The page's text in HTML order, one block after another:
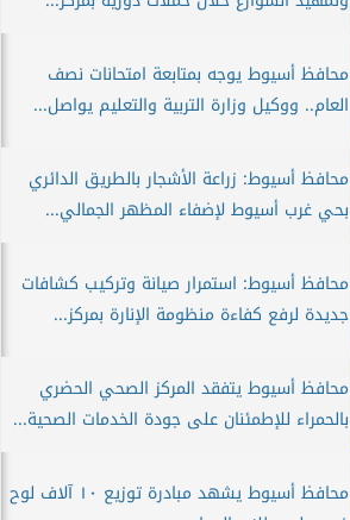
محافظ أسيوط يوجه بمتابعة امتحانات نصف
العام.. ووكيل وزارة التربية والتعليم يواصل...
محافظ أسيوط: زراعة الأشجار بالطريق الدائري
بحي غرب أسيوط لإضفاء المظهر الجمالي...
محافظ أسيوط: استمرار صيانة وتركيب كشافات
جديدة لرفع كفاءة منظومة الإنارة بمركز...
محافظ أسيوط يتفقد المركز الصحي الحضري
بالحمراء للإطمئنان على جودة الخدمات الصحية...
محافظ أسيوط يشهد مبادرة توزيع ١٠ آلاف لوح